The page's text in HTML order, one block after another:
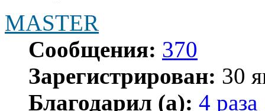
MASTER
Сообщения: 370
Зарегистрирован: 30
Благодарил (а): 4 раза